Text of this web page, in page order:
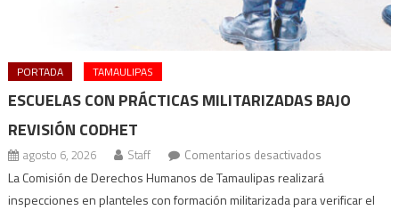
PORTADA TAMAULIPAS
ESCUELAS CON PRÁCTICAS MILITARIZADAS BAJO
REVISIÓN CODHET
agosto 6, 2026 Staff Comentarios desactivadosen
Escuelas
con
La Comisión de Derechos Humanos de Tamaulipas realizará
inspecciones en planteles con formación militarizada para verificar el